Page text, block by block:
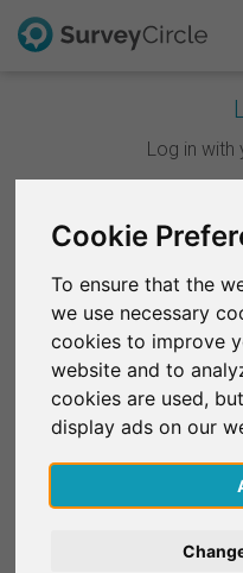
Cookie
To ensure that the
we use necessary
cookies to improve
website and to
cookies are used,
display ads on our
Log in with
E-mail*
Mot de passe*